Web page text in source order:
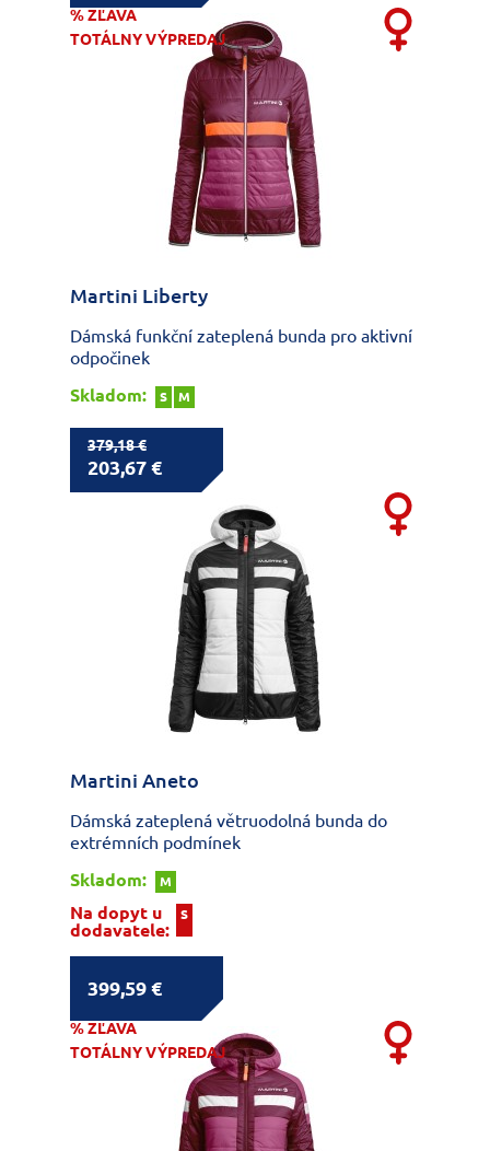
% ZĽAVA
TOTÁLNY VÝPREDAJ
Martini Liberty
Dámská funkční zateplená bunda pro aktivní
odpočinek
Skladom:
S M
379,18 €
203,67 €
Martini Aneto
Dámská zateplená větruodolná bunda do
extrémních podmínek
Skladom:
M
Na dopyt u
dodavatele:
S
399,59 €
% ZĽAVA
TOTÁLNY VÝPREDAJ